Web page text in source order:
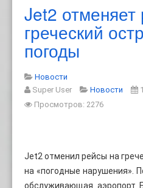
Jet2
греческий
погоды
Новости
Super User
Новости
Просмотров: 2276
Jet2 отменил рейсы на
на «погодные нарушения».
обслуживающая аэропорт